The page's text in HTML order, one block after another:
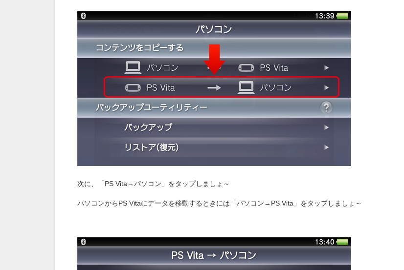
次に、「PS Vita→パソコン」をタップしましょ～
パソコンからPS Vitaにデータを移動するときには「パソコン→PS Vita」をタップしましょ～